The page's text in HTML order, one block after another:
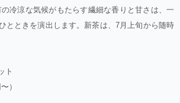
冷涼な気候がもたらす繊細な香りと甘さは、一
とときを演出します。新茶は、7月上旬から随時
ト
）